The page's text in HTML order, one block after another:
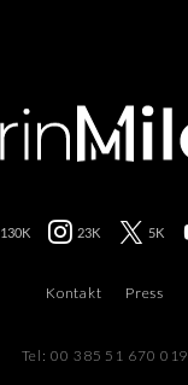
130K 23K 5K
Kontakt Press
Tel: 00 385 51 670 019